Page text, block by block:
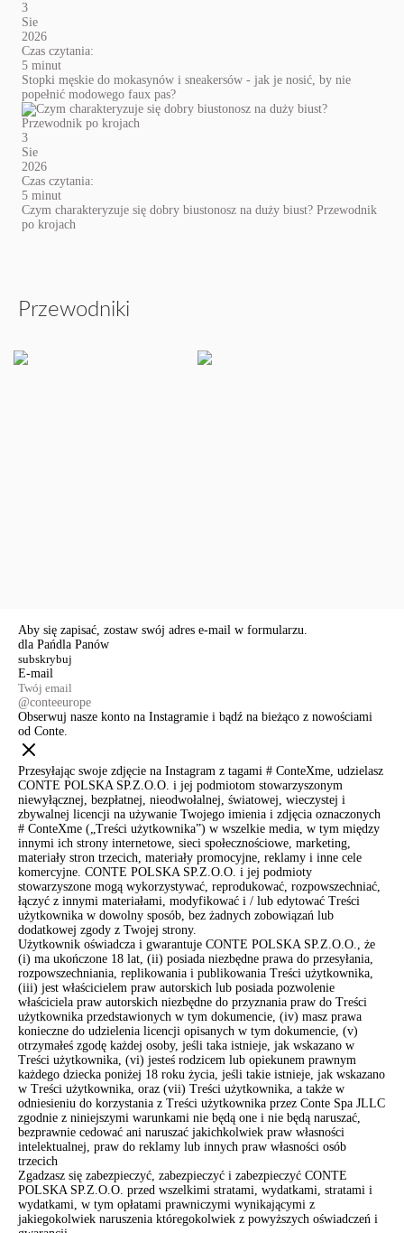
3
Sie
2026
Czas czytania:
5 minut
Stopki męskie do mokasynów i sneakersów - jak je nosić, by nie
popełnić modowego faux pas?
3
Sie
2026
Czas czytania:
5 minut
Czym charakteryzuje się dobry biustonosz na duży biust? Przewodnik
po krojach
Przewodniki
Aby się zapisać, zostaw swój adres e-mail w formularzu.
dla Pańdla Panów
E-mail
@conteeurope
Obserwuj nasze konto na Instagramie i bądź na bieżąco z nowościami
od Conte.
Przesyłając swoje zdjęcie na Instagram z tagami # ConteXme, udzielasz
CONTE POLSKA SP.Z.O.O. i jej podmiotom stowarzyszonym
niewyłącznej, bezpłatnej, nieodwołalnej, światowej, wieczystej i
zbywalnej licencji na używanie Twojego imienia i zdjęcia oznaczonych
# ConteXme („Treści użytkownika”) w wszelkie media, w tym między
innymi ich strony internetowe, sieci społecznościowe, marketing,
materiały stron trzecich, materiały promocyjne, reklamy i inne cele
komercyjne. CONTE POLSKA SP.Z.O.O. i jej podmioty
stowarzyszone mogą wykorzystywać, reprodukować, rozpowszechniać,
łączyć z innymi materiałami, modyfikować i / lub edytować Treści
użytkownika w dowolny sposób, bez żadnych zobowiązań lub
dodatkowej zgody z Twojej strony.
Użytkownik oświadcza i gwarantuje CONTE POLSKA SP.Z.O.O., że
(i) ma ukończone 18 lat, (ii) posiada niezbędne prawa do przesyłania,
rozpowszechniania, replikowania i publikowania Treści użytkownika,
(iii) jest właścicielem praw autorskich lub posiada pozwolenie
właściciela praw autorskich niezbędne do przyznania praw do Treści
użytkownika przedstawionych w tym dokumencie, (iv) masz prawa
konieczne do udzielenia licencji opisanych w tym dokumencie, (v)
otrzymałeś zgodę każdej osoby, jeśli taka istnieje, jak wskazano w
Treści użytkownika, (vi) jesteś rodzicem lub opiekunem prawnym
każdego dziecka poniżej 18 roku życia, jeśli takie istnieje, jak wskazano
w Treści użytkownika, oraz (vii) Treści użytkownika, a także w
odniesieniu do korzystania z Treści użytkownika przez Conte Spa JLLC
zgodnie z niniejszymi warunkami nie będą one i nie będą naruszać,
bezprawnie cedować ani naruszać jakichkolwiek praw własności
intelektualnej, praw do reklamy lub innych praw własności osób
trzecich
Zgadzasz się zabezpieczyć, zabezpieczyć i zabezpieczyć CONTE
POLSKA SP.Z.O.O. przed wszelkimi stratami, wydatkami, stratami i
wydatkami, w tym opłatami prawniczymi wynikającymi z
jakiegokolwiek naruszenia któregokolwiek z powyższych oświadczeń i